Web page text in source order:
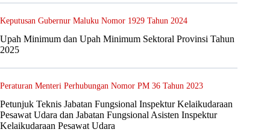
Keputusan Gubernur Maluku Nomor 1929 Tahun 2024
Upah Minimum dan Upah Minimum Sektoral Provinsi Tahun
2025
Peraturan Menteri Perhubungan Nomor PM 36 Tahun 2023
Petunjuk Teknis Jabatan Fungsional Inspektur Kelaikudaraan
Pesawat Udara dan Jabatan Fungsional Asisten Inspektur
Kelaikudaraan Pesawat Udara